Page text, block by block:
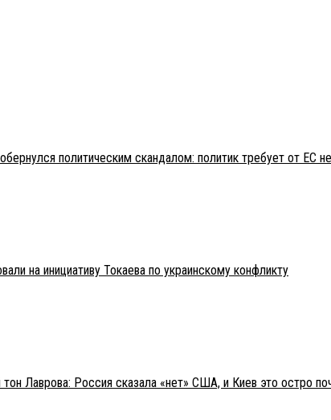
политическим скандалом: политик требует от ЕС
на инициативу Токаева по украинскому конфликту
Лаврова: Россия сказала «нет» США, и Киев это остро